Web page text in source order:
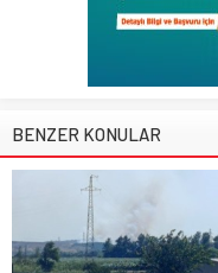
BENZER KONULAR